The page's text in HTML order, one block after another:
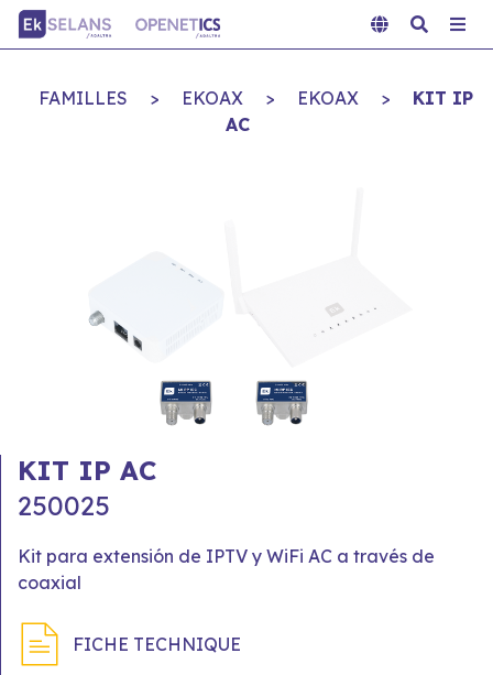
FAMILLES > EKOAX > EKOAX >
KIT IP
AC
KIT IP AC
250025
Kit para extensión de IPTV y WiFi AC a través de
coaxial
FICHE TECHNIQUE